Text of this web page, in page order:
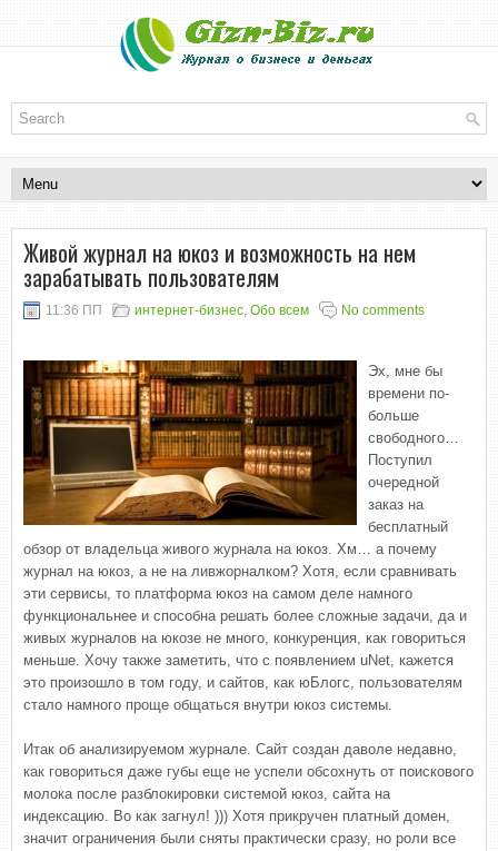
Живой журнал на юкоз и возможность на нем
зарабатывать пользователям
11:36 ПП интернет-бизнес, Обо всем No comments
Эх, мне бы
времени по-
больше
свободного…
Поступил
очередной
заказ на
бесплатный
обзор от владельца живого журнала на юкоз. Хм… а почему
журнал на юкоз, а не на ливжорналком? Хотя, если сравнивать
эти сервисы, то платформа юкоз на самом деле намного
функциональнее и способна решать более сложные задачи, да и
живых журналов на юкозе не много, конкуренция, как говориться
меньше. Хочу также заметить, что с появлением uNet, кажется
это произошло в том году, и сайтов, как юБлогс, пользователям
стало намного проще общаться внутри юкоз системы.
Итак об анализируемом журнале. Сайт создан даволе недавно,
как говориться даже губы еще не успели обсохнуть от поискового
молока после разблокировки системой юкоз, сайта на
индексацию. Во как загнул! ))) Хотя прикручен платный домен,
значит ограничения были сняты практически сразу, но роли все